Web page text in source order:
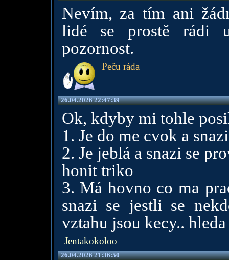
Nevím, za tím ani
lidé se prostě rádi
pozornost.
Peču ráda
26.04.2026 22:47:39
Ok, kdyby mi tohle
1. Je do me cvok a
2. Je jeblá a snazi se
honit triko
3. Má hovno co ma
snazi se jestli se
vztahu jsou kecy..
Jentakokoloo
26.04.2026 21:36:50